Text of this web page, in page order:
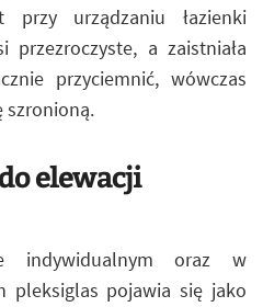
przy urządzaniu łazienki
przezroczyste, a zaistniała
przyciemnić, wówczas
szronioną.
elewacji
indywidualnym oraz w
pleksiglas pojawia się jako